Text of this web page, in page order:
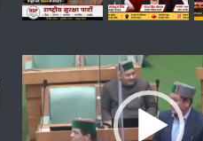
Video
Player